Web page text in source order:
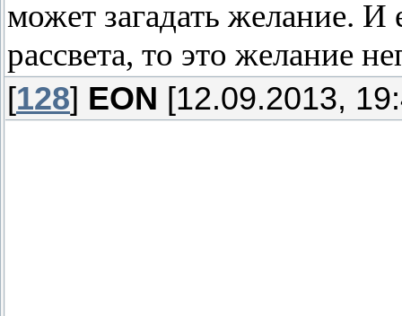
может загадать желание. И
рассвета, то это желание
[128] EON [12.09.2013,